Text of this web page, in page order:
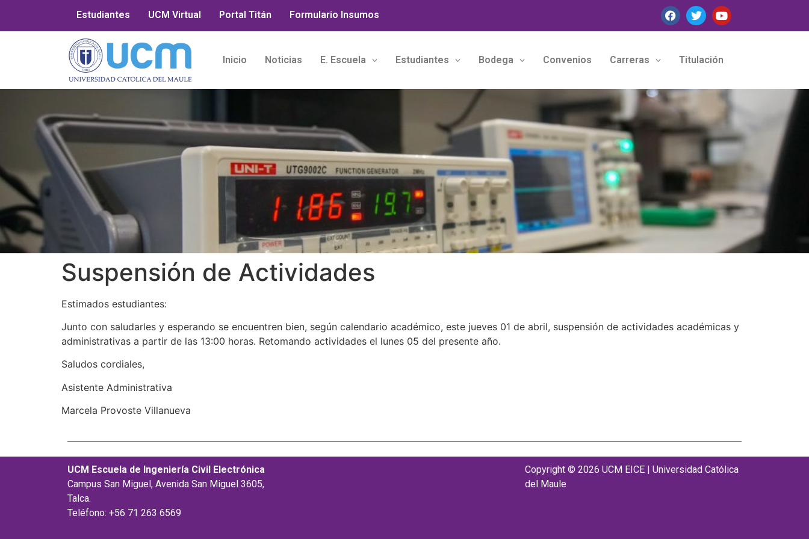
Estudiantes UCM Virtual Portal Titán Formulario Insumos
Inicio Noticias E. Escuela Estudiantes Bodega Convenios Carreras Titulación
Suspensión de Actividades
Estimados estudiantes:
Junto con saludarles y esperando se encuentren bien, según calendario académico, este jueves 01 de abril, suspensión de actividades académicas y
administrativas a partir de las 13:00 horas. Retomando actividades el lunes 05 del presente año.
Saludos cordiales,
Asistente Administrativa
Marcela Provoste Villanueva
UCM Escuela de Ingeniería Civil Electrónica
Campus San Miguel, Avenida San Miguel 3605,
Talca.
Teléfono: +56 71 263 6569
Copyright © 2026 UCM EICE | Universidad Católica
del Maule